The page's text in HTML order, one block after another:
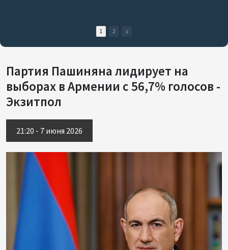
1 2
Партия Пашиняна лидирует на
выборах в Армении с 56,7% голосов -
Экзитпол
21:20 - 7 июня 2026